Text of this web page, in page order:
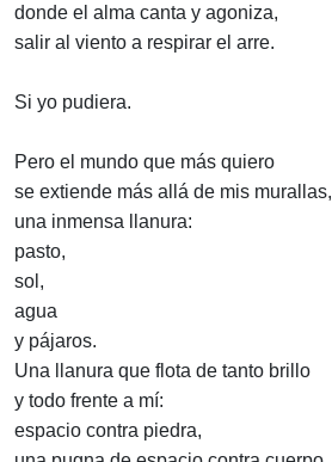
donde el alma canta y agoniza,
salir al viento a respirar el arre.
Si yo pudiera.
Pero el mundo que más quiero
se extiende más allá de mis murallas,
una inmensa llanura:
pasto,
sol,
agua
y pájaros.
Una llanura que flota de tanto brillo
y todo frente a mí:
espacio contra piedra,